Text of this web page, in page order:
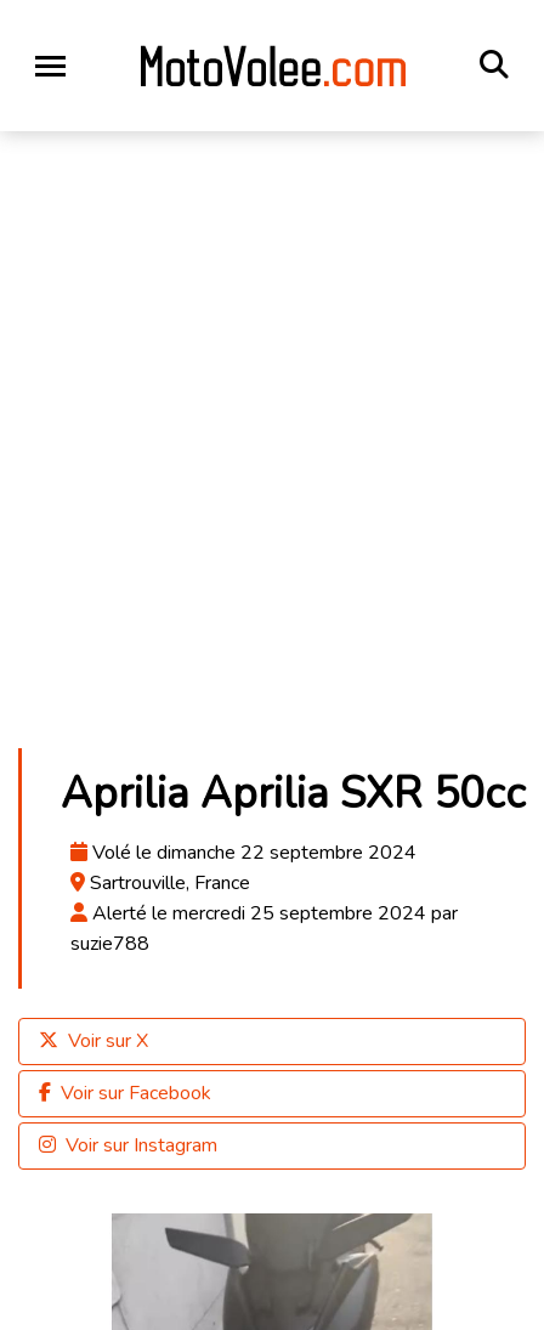
Aprilia Aprilia SXR 50cc
Volé le dimanche 22 septembre 2024
Sartrouville, France
Alerté le mercredi 25 septembre 2024 par
suzie788
Voir sur X
Voir sur Facebook
Voir sur Instagram